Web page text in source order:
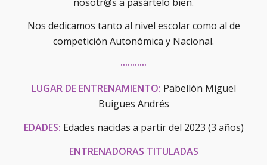
Nos dedicamos tanto al nivel escolar como al de
competición Autonómica y Nacional.
···········
LUGAR DE ENTRENAMIENTO: Pabellón Miguel
Buigues Andrés
EDADES: Edades nacidas a partir del 2023 (3 años)
ENTRENADORAS TITULADAS